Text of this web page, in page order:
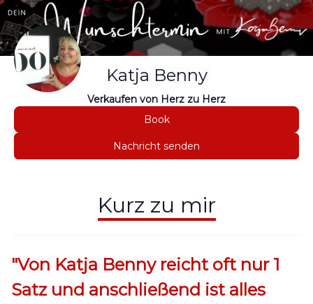
Katja Benny
Verkaufen von Herz zu Herz
Book
Nachricht senden
Kurz zu mir
"Von Katja Benny reicht oft nur 1
Satz und anschließend ist alles